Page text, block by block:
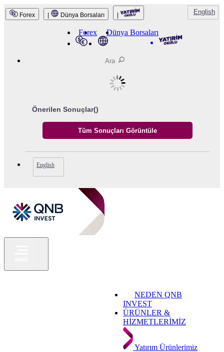
Forex Dünya Borsaları English
Forex Dünya Borsaları
Önerilen Sonuçlar()
English
NEDEN QNB
INVEST
ÜRÜNLER &
HİZMETLERİMİZ
Yatırım Ürünlerimiz